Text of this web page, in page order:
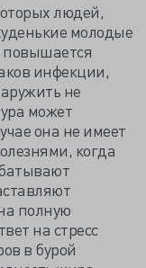
людей,
молодые
инфекции,
не
может
она не имеет
когда
полную
на стресс
в бурой